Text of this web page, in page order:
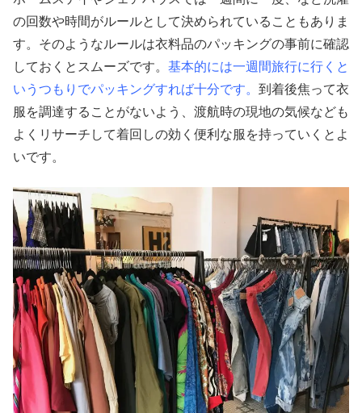
の回数や時間がルールとして決められていることもありま
す。そのようなルールは衣料品のパッキングの事前に確認
しておくとスムーズです。 基本的には一週間旅行に行くと
いうつもりでパッキングすれば十分です。 到着後焦って衣
服を調達することがないよう、渡航時の現地の気候なども
よくリサーチして着回しの効く便利な服を持っていくとよ
いです。